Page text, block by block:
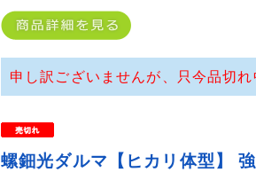
申し訳ございませんが、只今品切
螺鈿光ダルマ【ヒカリ体型】